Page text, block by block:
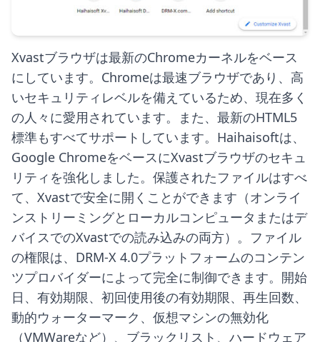
Xvastブラウザは最新のChromeカーネルをベース
にしています。Chromeは最速ブラウザであり、高
いセキュリティレベルを備えているため、現在多く
の人々に愛用されています。また、最新のHTML5
標準もすべてサポートしています。Haihaisoftは、
Google ChromeをベースにXvastブラウザのセキュ
リティを強化しました。保護されたファイルはすべ
て、Xvastで安全に開くことができます（オンライ
ンストリーミングとローカルコンピュータまたはデ
バイスでのXvastでの読み込みの両方）。ファイル
の権限は、DRM-X 4.0プラットフォームのコンテン
ツプロバイダーによって完全に制御できます。開始
日、有効期限、初回使用後の有効期限、再生回数、
動的ウォーターマーク、仮想マシンの無効化
（VMWareなど）、ブラックリスト、ハードウェア